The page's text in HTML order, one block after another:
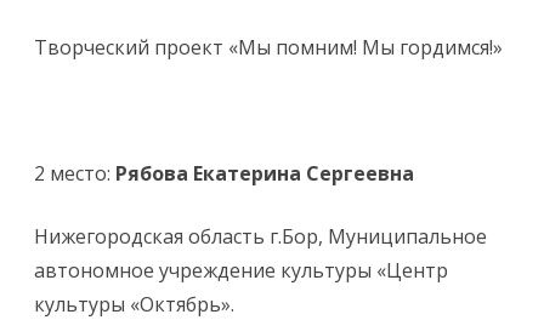
Творческий проект «Мы помним! Мы гордимся!»
2 место: Рябова Екатерина Сергеевна
Нижегородская область г.Бор, Муниципальное
автономное учреждение культуры «Центр
культуры «Октябрь».